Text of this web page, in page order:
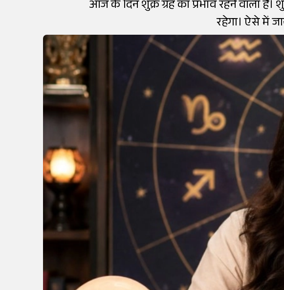
आज के दिन शुक्र ग्रह का प्रभाव रहने वाला
रहेगा। ऐसे में